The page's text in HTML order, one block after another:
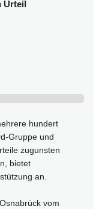
Urteil
hundert
Gruppe und
zugunsten
bietet
an.
vom